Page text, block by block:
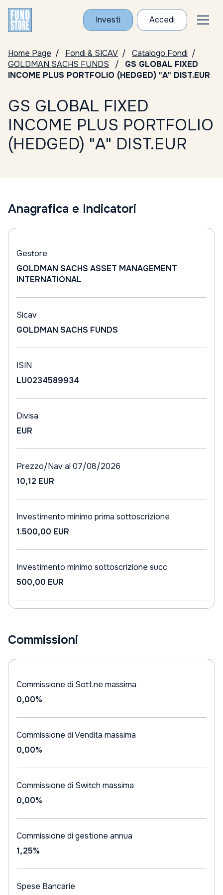
Investi Accedi
Home Page Fondi & SICAV
Catalogo Fondi
GOLDMAN SACHS FUNDS
GS GLOBAL FIXED
INCOME PLUS PORTFOLIO (HEDGED) "A" DIST.EUR
GS GLOBAL FIXED
INCOME PLUS PORTFOLIO
(HEDGED) "A" DIST.EUR
Anagrafica e Indicatori
Gestore
GOLDMAN SACHS ASSET MANAGEMENT
INTERNATIONAL
Sicav
GOLDMAN SACHS FUNDS
ISIN
LU0234589934
Divisa
EUR
Prezzo/Nav al 07/08/2026
10,12 EUR
Investimento minimo prima sottoscrizione
1.500,00 EUR
Investimento minimo sottoscrizione succ
500,00 EUR
Commissioni
Commissione di Sott.ne massima
0,00%
Commissione di Vendita massima
0,00%
Commissione di Switch massima
0,00%
Commissione di gestione annua
1,25%
Spese Bancarie